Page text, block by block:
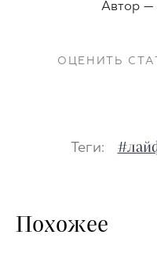
Автор —
ОЦЕНИТЬ
Теги:
Похожее